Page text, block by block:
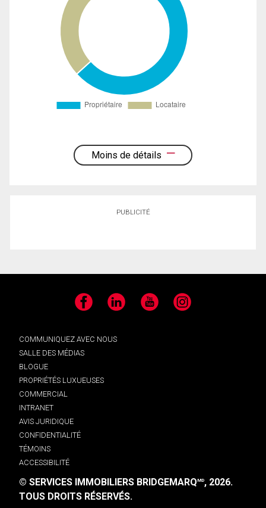
Moins de détails
PUBLICITÉ
Facebook LinkedIn YouTube Instagram
COMMUNIQUEZ AVEC NOUS
SALLE DES MÉDIAS
BLOGUE
PROPRIÉTÉS LUXUEUSES
COMMERCIAL
INTRANET
AVIS JURIDIQUE
CONFIDENTIALITÉ
TÉMOINS
ACCESSIBILITÉ
© SERVICES IMMOBILIERS BRIDGEMARQMD, 2026.
TOUS DROITS RÉSERVÉS.